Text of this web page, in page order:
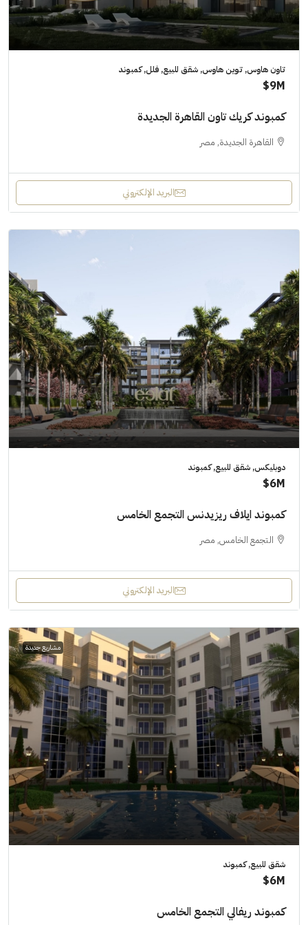
تاون هاوس, توين هاوس, شقق للبيع, فلل, كمبوند
9M$
كمبوند كريك تاون القاهرة الجديدة
القاهرة الجديدة, مصر
البريد الإلكتروني
دوبليكس, شقق للبيع, كمبوند
6M$
كمبوند ايلاف ريزيدنس التجمع الخامس
التجمع الخامس, مصر
البريد الإلكتروني
مشاريع جديدة
شقق للبيع, كمبوند
6M$
كمبوند ريفالي التجمع الخامس